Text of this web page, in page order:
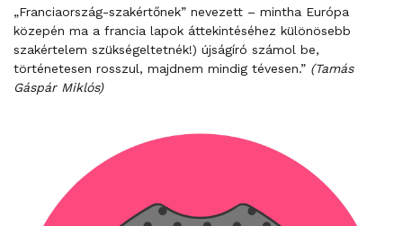
„Franciaország-szakértőnek” nevezett – mintha Európa
közepén ma a francia lapok áttekintéséhez különösebb
szakértelem szükségeltetnék!) újságíró számol be,
történetesen rosszul, majdnem mindig tévesen.” (Tamás
Gáspár Miklós)